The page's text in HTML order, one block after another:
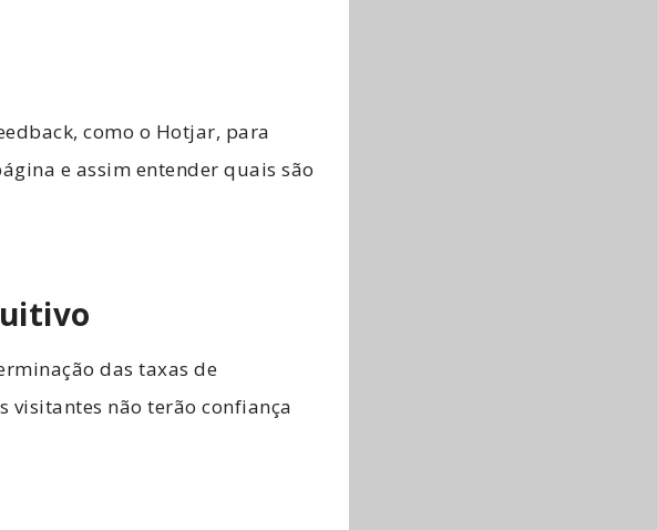
como o Hotjar, para
e assim entender quais são
das taxas de
visitantes não terão confiança